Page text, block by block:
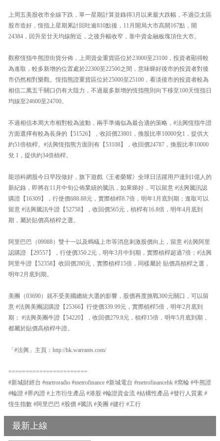
上周五美股收市全線下跌，單一星期計算並錄得3月以來最大跌幅，不過亞太區
股市造好，恆指上星期累計回吐逾810點後，11月開局大市高開167點，開
24384，回升至廿天均線附近，之後升幅收窄，靠中資金融板塊頂住大市。
觀察恆指牛熊證街貨分佈，上周資金重貨區位於23000至23100，投資者顯得較
為進取，較多新增的位置處於22300至22500之間，意味睇好後市的投資者對後
市仍然相對樂觀。恆指熊證重貨區位於25000至25100，看淡後市的投資者較為
相信二萬五千關口仍有大阻力，不過最多新增的恆指熊則向下移至100天恆指日
均線至24600至24700。
不過相信本周大市相對較為波動，兩手準備似為最合適的策略，#法興恆指牛證
方面選擇有較為長身的【51526】，收回價23801，換股比率10000兌1，提供大
約51倍槓桿。#法興恆指熊方面則有【53108】，收回價24787，換股比率10000
兌 1，提供約34倍槓桿。
龍頭科網股今日早段做好，旗下遊戲《王者榮耀》全球日活躍用戶達到1億人的
新紀錄，即將在11月中旬公佈業績的騰訊，如果睇好，可以留意 #法興騰訊認
購證【16309】，行使價688.88元，實際槓桿8.7倍，明年1月底到期；進取可以
留意 #法興騰訊牛證【52758】，收回價565元，槓桿有16.8倍，明年4月底到
期，屬於貼價高槓桿之選。
阿里巴巴（09988）雙十一以及螞蟻上市等消息刺激股價向上，留意 #法興阿里
認購證 【29557】，行使價350.2元，明年3月中到期，實際槓桿超過7倍；#法興
阿里牛證【52358】收回價280元，實際槓桿15倍，同樣屬於 貼價高槓桿之選，
明年2月底到期。
美團（03690）就不受美國總統大選的影響，股價再度挑戰300元關口，可以留
意 #法興美團認購證【25366】行使價339.99元，實際槓桿5倍，明年2月底到
期； #法興美團牛證【54220】，收回價279.8元，槓桿15倍，明年5月底到期，
都屬於貼價高槓桿牛證。
「#法興」主頁：http://hk.warrants.com/
=======================
#新城財經台 #metroradio #metrofinance #新城電台 #metrofinancehk #窩輪 #牛熊證
#輪證 #界內證 #上市衍生產品 #港股 #輪證資金流 #結構性產品 #發行人質素 #
恆生指數 #阿里巴巴 #股價 #騰訊 #美團 #建行 #工行
最新上線